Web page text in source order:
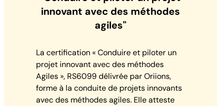
innovant avec des méthodes
agiles"
La certification « Conduire et piloter un
projet innovant avec des méthodes
Agiles », RS6099 délivrée par Oriions,
forme à la conduite de projets innovants
avec des méthodes agiles. Elle atteste